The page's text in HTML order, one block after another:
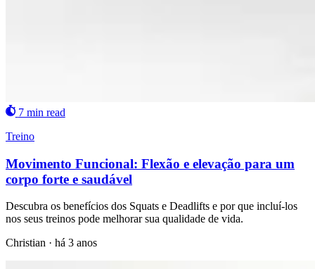
7 min read
Treino
Movimento Funcional: Flexão e elevação para um
corpo forte e saudável
Descubra os benefícios dos Squats e Deadlifts e por que incluí-los
nos seus treinos pode melhorar sua qualidade de vida.
Christian · há 3 anos